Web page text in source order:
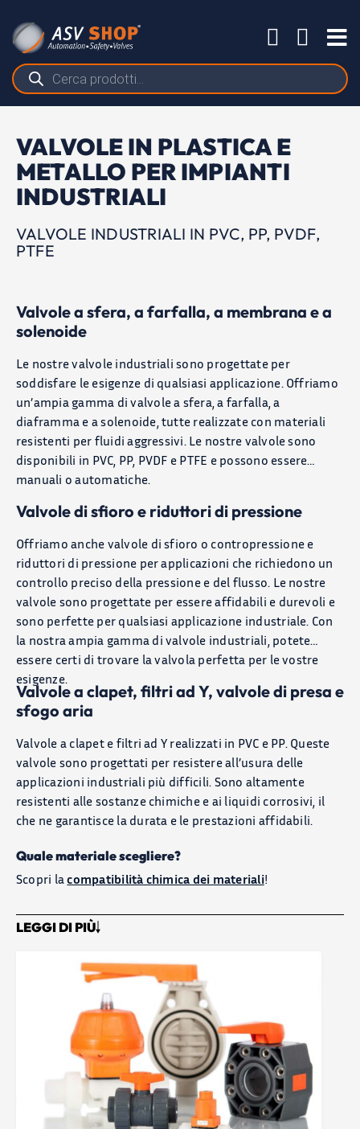
contenuto
Ricerca
prodotti
PRODOTTI
APPLICAZIONI
BLOG
Chi Siamo
CONTATTACI
CATALOGO
VALVOLE IN PLASTICA E
METALLO PER IMPIANTI
INDUSTRIALI
VALVOLE INDUSTRIALI IN PVC, PP, PVDF,
PTFE
Valvole a sfera, a farfalla, a membrana e a
solenoide
Le nostre valvole industriali sono progettate per
soddisfare le esigenze di qualsiasi applicazione. Offriamo
un’ampia gamma di valvole a sfera, a farfalla, a
diaframma e a solenoide, tutte realizzate con materiali
resistenti per fluidi aggressivi. Le nostre valvole sono
disponibili in PVC, PP, PVDF e PTFE e possono essere
manuali o automatiche.
Valvole di sfioro e riduttori di pressione
Offriamo anche valvole di sfioro o contropressione e
riduttori di pressione per applicazioni che richiedono un
controllo preciso della pressione e del flusso. Le nostre
valvole sono progettate per essere affidabili e durevoli e
sono perfette per qualsiasi applicazione industriale. Con
la nostra ampia gamma di valvole industriali, potete
essere certi di trovare la valvola perfetta per le vostre
esigenze.
Valvole a clapet, filtri ad Y, valvole di presa e
sfogo aria
Valvole a clapet e filtri ad Y realizzati in PVC e PP. Queste
valvole sono progettati per resistere all’usura delle
applicazioni industriali più difficili. Sono altamente
resistenti alle sostanze chimiche e ai liquidi corrosivi, il
che ne garantisce la durata e le prestazioni affidabili.
Quale materiale scegliere?
Scopri lacompatibilità chimica dei materiali!
LEGGI DI PIÙ